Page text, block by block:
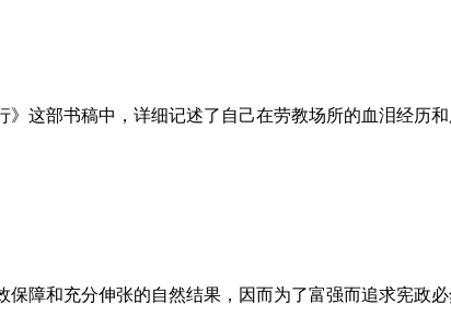
这部书稿中，详细记述了自己在劳教场所的血泪经历
障和充分伸张的自然结果，因而为了富强而追求宪政